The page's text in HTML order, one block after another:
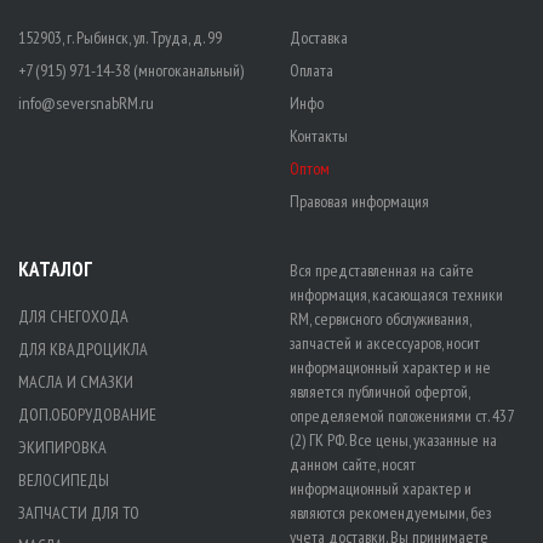
152903, г. Рыбинск, ул. Труда, д. 99
+7 (915) 971-14-38 (многоканальный)
info@seversnabRM.ru
Доставка
Оплата
Инфо
Контакты
Оптом
Правовая информация
КАТАЛОГ
ДЛЯ СНЕГОХОДА
ДЛЯ КВАДРОЦИКЛА
МАСЛА И СМАЗКИ
ДОП.ОБОРУДОВАНИЕ
ЭКИПИРОВКА
ВЕЛОСИПЕДЫ
ЗАПЧАСТИ ДЛЯ ТО
Вся представленная на сайте
информация, касающаяся техники
RM, сервисного обслуживания,
запчастей и аксессуаров, носит
информационный характер и не
является публичной офертой,
определяемой положениями ст. 437
(2) ГК РФ. Все цены, указанные на
данном сайте, носят
информационный характер и
являются рекомендуемыми, без
учета доставки. Вы принимаете